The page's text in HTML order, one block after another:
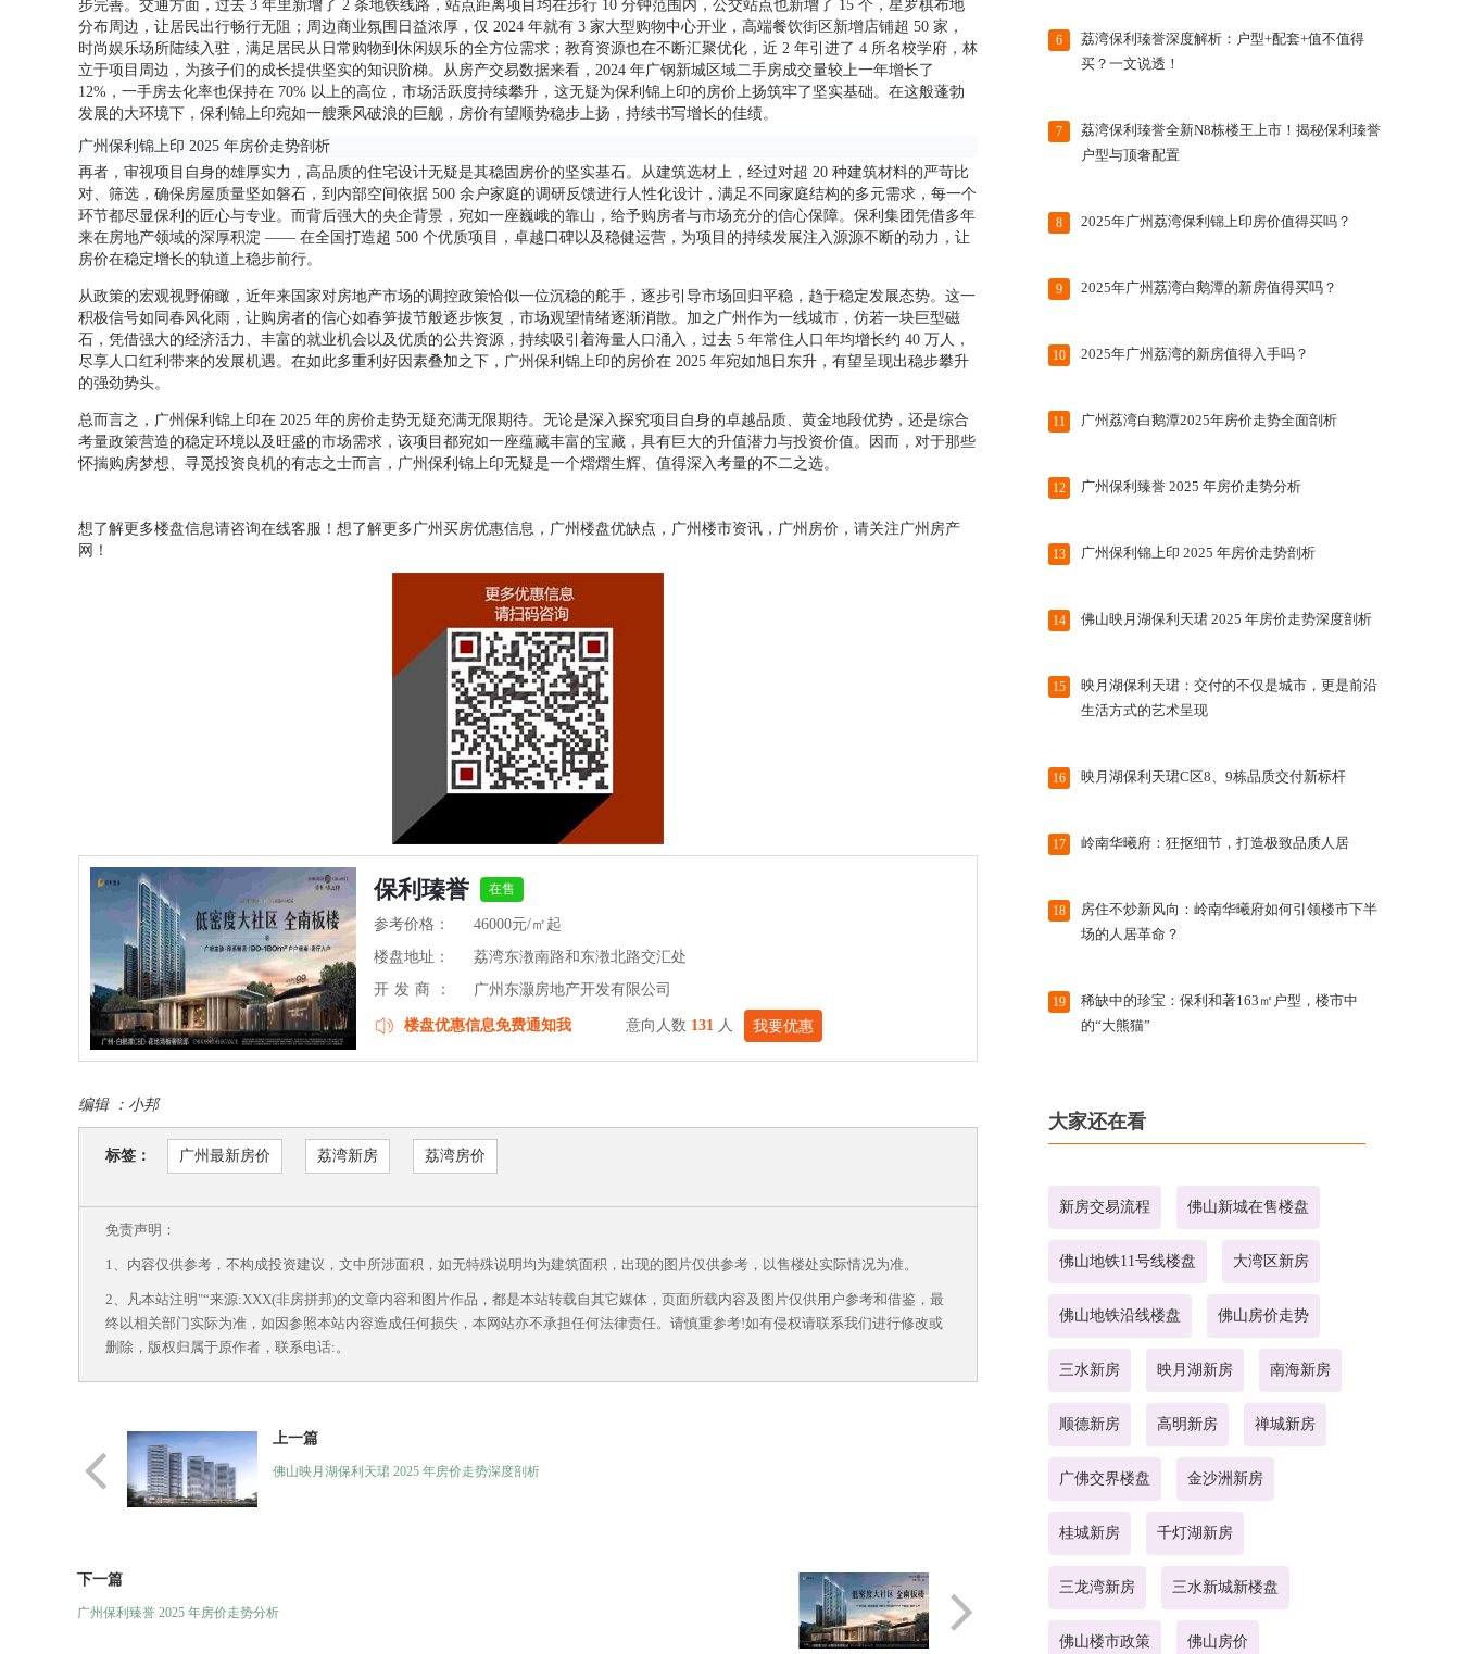
步完善。交通方面，过去 3 年里新增了 2 条地铁线路，站点距离项目均在步行 10 分钟范围内，公交站点也新增了 15 个，星罗棋布地
分布周边，让居民出行畅行无阻；周边商业氛围日益浓厚，仅 2024 年就有 3 家大型购物中心开业，高端餐饮街区新增店铺超 50 家，
时尚娱乐场所陆续入驻，满足居民从日常购物到休闲娱乐的全方位需求；教育资源也在不断汇聚优化，近 2 年引进了 4 所名校学府，林
立于项目周边，为孩子们的成长提供坚实的知识阶梯。从房产交易数据来看，2024 年广钢新城区域二手房成交量较上一年增长了
12%，一手房去化率也保持在 70% 以上的高位，市场活跃度持续攀升，这无疑为保利锦上印的房价上扬筑牢了坚实基础。在这般蓬勃
发展的大环境下，保利锦上印宛如一艘乘风破浪的巨舰，房价有望顺势稳步上扬，持续书写增长的佳绩。
广州保利锦上印 2025 年房价走势剖析
再者，审视项目自身的雄厚实力，高品质的住宅设计无疑是其稳固房价的坚实基石。从建筑选材上，经过对超 20 种建筑材料的严苛比
对、筛选，确保房屋质量坚如磐石，到内部空间依据 500 余户家庭的调研反馈进行人性化设计，满足不同家庭结构的多元需求，每一个
环节都尽显保利的匠心与专业。而背后强大的央企背景，宛如一座巍峨的靠山，给予购房者与市场充分的信心保障。保利集团凭借多年
来在房地产领域的深厚积淀 —— 在全国打造超 500 个优质项目，卓越口碑以及稳健运营，为项目的持续发展注入源源不断的动力，让
房价在稳定增长的轨道上稳步前行。
从政策的宏观视野俯瞰，近年来国家对房地产市场的调控政策恰似一位沉稳的舵手，逐步引导市场回归平稳，趋于稳定发展态势。这一
积极信号如同春风化雨，让购房者的信心如春笋拔节般逐步恢复，市场观望情绪逐渐消散。加之广州作为一线城市，仿若一块巨型磁
石，凭借强大的经济活力、丰富的就业机会以及优质的公共资源，持续吸引着海量人口涌入，过去 5 年常住人口年均增长约 40 万人，
尽享人口红利带来的发展机遇。在如此多重利好因素叠加之下，广州保利锦上印的房价在 2025 年宛如旭日东升，有望呈现出稳步攀升
的强劲势头。
总而言之，广州保利锦上印在 2025 年的房价走势无疑充满无限期待。无论是深入探究项目自身的卓越品质、黄金地段优势，还是综合
考量政策营造的稳定环境以及旺盛的市场需求，该项目都宛如一座蕴藏丰富的宝藏，具有巨大的升值潜力与投资价值。因而，对于那些
怀揣购房梦想、寻觅投资良机的有志之士而言，广州保利锦上印无疑是一个熠熠生辉、值得深入考量的不二之选。
想了解更多楼盘信息请咨询在线客服！想了解更多广州买房优惠信息，广州楼盘优缺点， 广州 楼市资讯， 广州 房价，请关注广州 房产
网！
保利瑧誉 在售
参考价格：
46000元/㎡起
楼盘地址：
荔湾东漖南路和东漖北路交汇处
开发商：
广州东灏房地产开发有限公司
楼盘优惠信息免费通知我 意向人数 131 人 我要优惠
编辑 ： 小邦
标签： 广州最新房价 荔湾新房 荔湾房价
免责声明：
1、内容仅供参考，不构成投资建议，文中所涉面积，如无特殊说明均为建筑面积，出现的图片仅供参考，以售楼处实际情况为准。
2、凡本站注明"“来源:XXX(非房拼邦)的文章内容和图片作品，都是本站转载自其它媒体，页面所载内容及图片仅供用户参考和借鉴，最
终以相关部门实际为准，如因参照本站内容造成任何损失，本网站亦不承担任何法律责任。请慎重参考!如有侵权请联系我们进行修改或
删除，版权归属于原作者，联系电话:。
上一篇
佛山映月湖保利天珺 2025 年房价走势深度剖析
下一篇
广州保利臻誉​ 2025 年房价走势分析
6
荔湾保利瑧誉深度解析：户型+配套+值不值得
买？一文说透！
7
荔湾保利瑧誉全新N8栋楼王上市！揭秘保利瑧誉
户型与顶奢配置
8 2025年广州荔湾保利锦上印房价值得买吗？
9 ​2025年广州荔湾白鹅潭的新房值得买吗？
10 2025年广州荔湾的新房值得入手吗？
11 ​广州荔湾白鹅潭2025年房价走势全面剖析
12 广州保利臻誉​ 2025 年房价走势分析
13 广州保利锦上印 2025 年房价走势剖析
14 佛山映月湖保利天珺 2025 年房价走势深度剖析
15
映月湖保利天珺：交付的不仅是城市，更是前沿
生活方式的艺术呈现
16 映月湖保利天珺C区8、9栋品质交付新标杆
17 岭南华曦府：狂抠细节，打造极致品质人居
18
房住不炒新风向：岭南华曦府如何引领楼市下半
场的人居革命？
19
稀缺中的珍宝：保利和著163㎡户型，楼市中
的“大熊猫”
大家还在看
新房交易流程 佛山新城在售楼盘
佛山地铁11号线楼盘 大湾区新房
佛山地铁沿线楼盘 佛山房价走势
三水新房 映月湖新房 南海新房
顺德新房 高明新房 禅城新房
广佛交界楼盘 金沙洲新房
桂城新房 千灯湖新房
三龙湾新房 三水新城新楼盘
佛山楼市政策 佛山房价